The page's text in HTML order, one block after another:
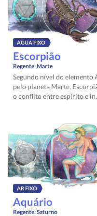
ÁGUA FIXO
Escorpião
Regente:Marte
Segundo nível do elemento
pelo planeta Marte,
o conflito entre espírito e
AR FIXO
Aquário
Regente:Saturno